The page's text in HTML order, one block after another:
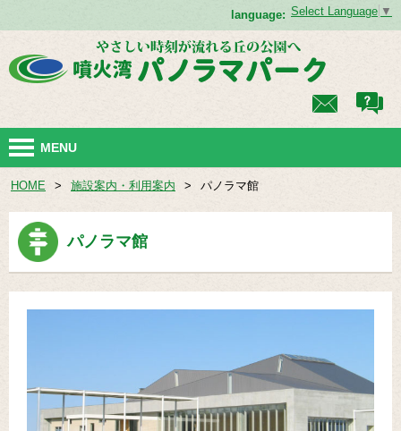
language: Select Language ▼
MENU
HOME > 施設案内・利用案内 > パノラマ館
パノラマ館